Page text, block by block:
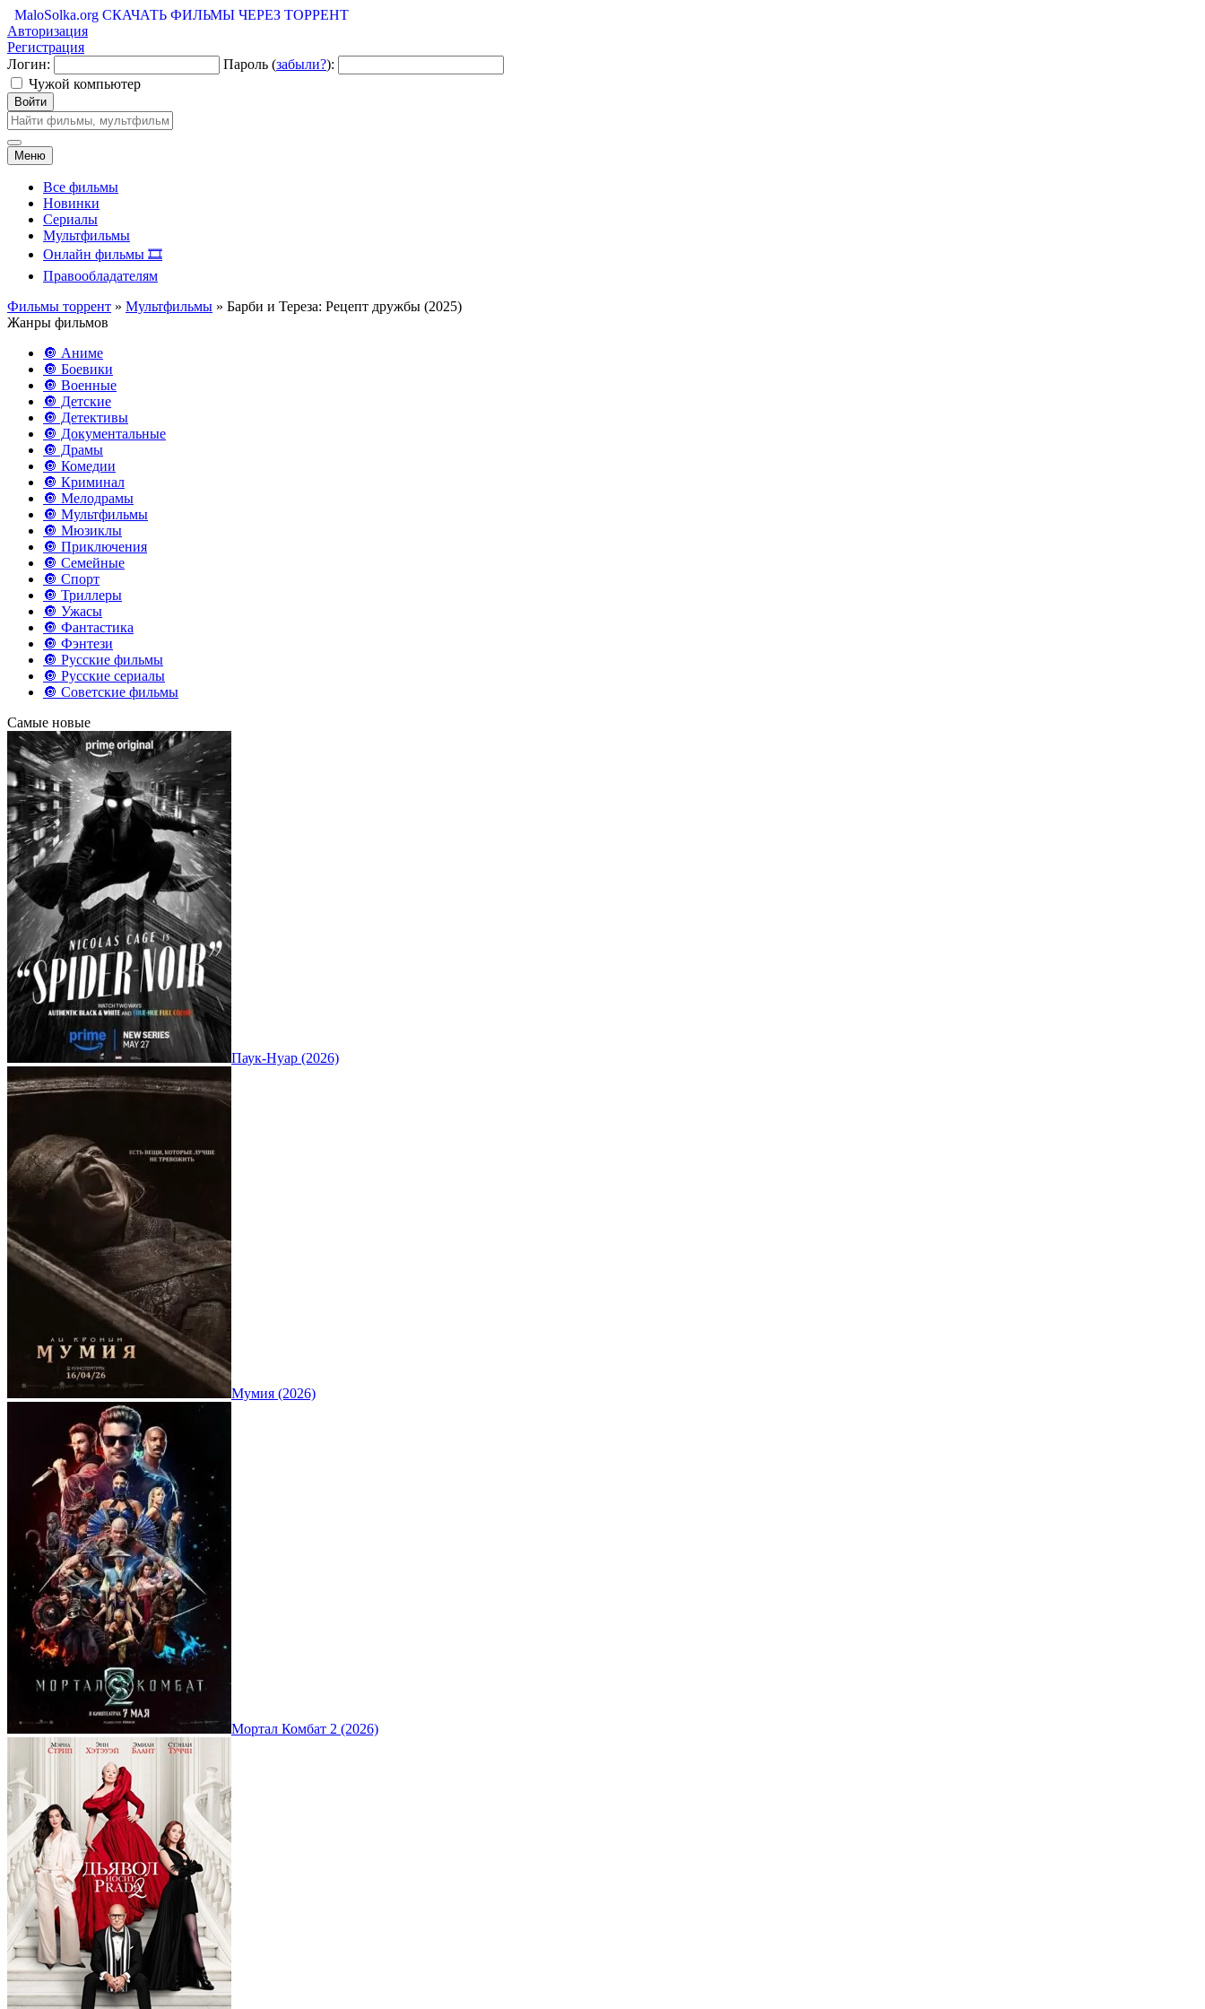
MaloSolka.org СКАЧАТЬ ФИЛЬМЫ ЧЕРЕЗ ТОРРЕНТ
Авторизация
Регистрация
Логин:
Пароль (забыли?):
Чужой компьютер
Войти
Меню
Все фильмы
Новинки
Сериалы
Мультфильмы
Онлайн фильмы 🎞️
Правообладателям
Фильмы торрент » Мультфильмы » Барби и Тереза: Рецепт дружбы (2025)
Жанры фильмов
🔘 Аниме
🔘 Боевики
🔘 Военные
🔘 Детские
🔘 Детективы
🔘 Документальные
🔘 Драмы
🔘 Комедии
🔘 Криминал
🔘 Мелодрамы
🔘 Мультфильмы
🔘 Мюзиклы
🔘 Приключения
🔘 Семейные
🔘 Спорт
🔘 Триллеры
🔘 Ужасы
🔘 Фантастика
🔘 Фэнтези
🔘 Русские фильмы
🔘 Русские сериалы
🔘 Советские фильмы
Самые новые
Паук-Нуар (2026)
Мумия (2026)
Мортал Комбат 2 (2026)